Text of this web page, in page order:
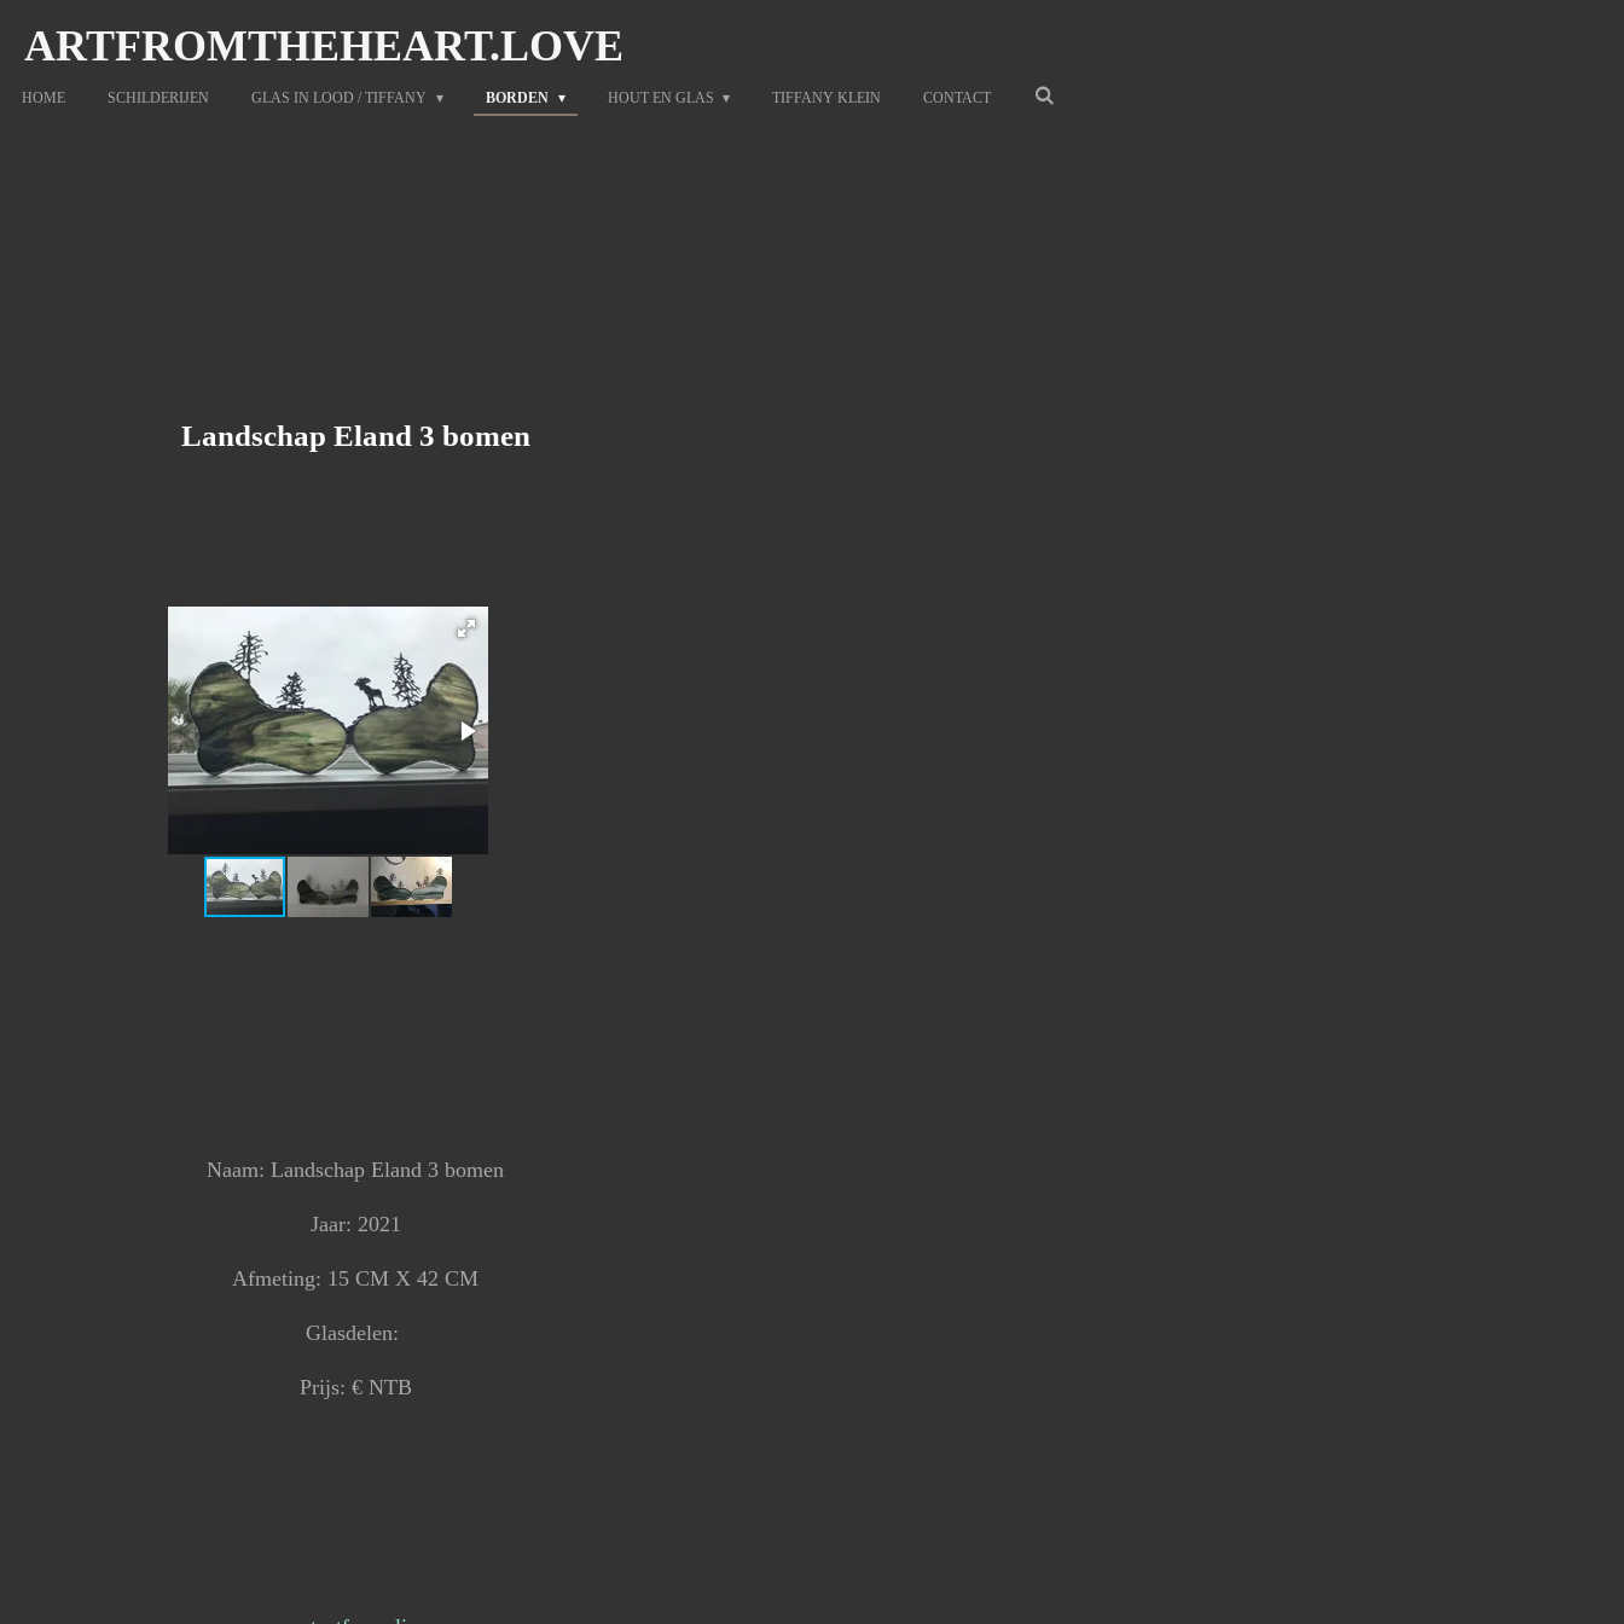
Ga
direct
naar
ARTFROMTHEHEART.LOVE
HOME SCHILDERIJEN GLAS IN LOOD / TIFFANY BORDEN HOUT EN GLAS TIFFANY KLEIN CONTACT
Landschap Eland 3 bomen
Naam: Landschap Eland 3 bomen
Jaar: 2021
Afmeting: 15 CM X 42 CM
Glasdelen:
Prijs: € NTB